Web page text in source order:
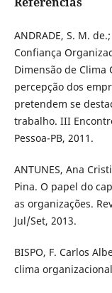
ANDRADE, S. M. de.;
Confiança
Dimensão de
percepção dos
pretendem se
trabalho. III
Pessoa-PB, 2011.
ANTUNES, Ana
Pina. O papel do
as organizações.
Jul/Set, 2013.
BISPO, F. Carlos
clima